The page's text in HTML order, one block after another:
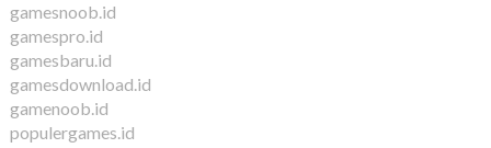
gamesnoob.id
gamespro.id
gamesbaru.id
gamesdownload.id
gamenoob.id
populergames.id